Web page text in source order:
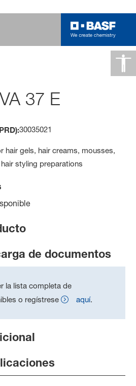
37 E
30035021
hair gels, hair creams, mousses,
styling preparations
de documentos
la lista completa de
o regístrese
aquí.